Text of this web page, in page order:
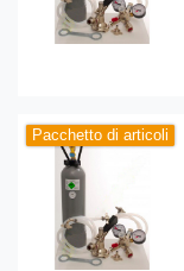
Pacchetto di articoli